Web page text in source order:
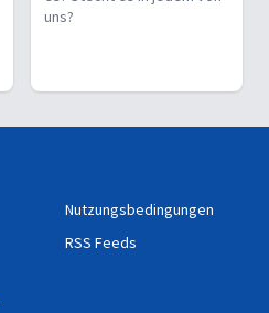
uns?
Nutzungsbedingungen
RSS Feeds